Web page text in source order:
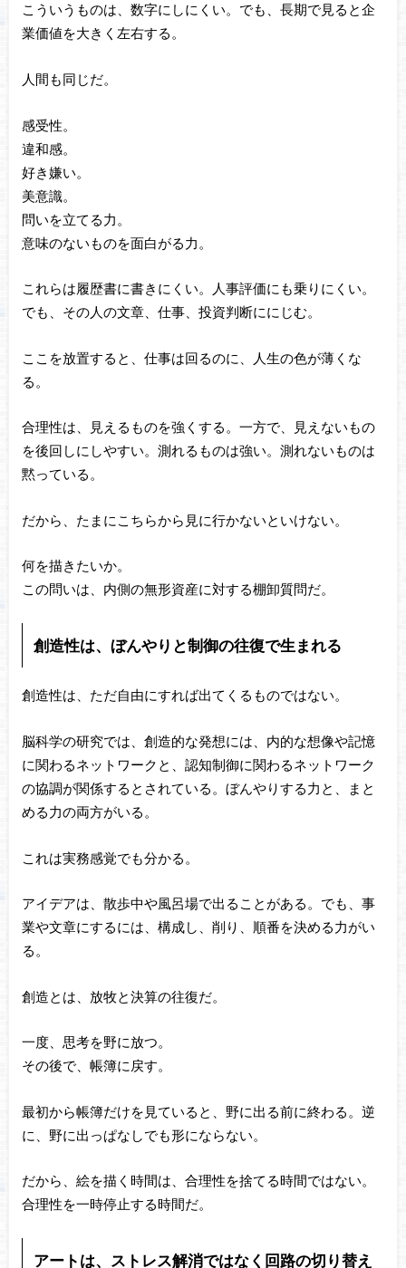
こういうものは、数字にしにくい。でも、長期で見ると企
業価値を大きく左右する。
人間も同じだ。
感受性。
違和感。
好き嫌い。
美意識。
問いを立てる力。
意味のないものを面白がる力。
これらは履歴書に書きにくい。人事評価にも乗りにくい。
でも、その人の文章、仕事、投資判断ににじむ。
ここを放置すると、仕事は回るのに、人生の色が薄くな
る。
合理性は、見えるものを強くする。一方で、見えないもの
を後回しにしやすい。測れるものは強い。測れないものは
黙っている。
だから、たまにこちらから見に行かないといけない。
何を描きたいか。
この問いは、内側の無形資産に対する棚卸質問だ。
創造性は、ぼんやりと制御の往復で生まれる
創造性は、ただ自由にすれば出てくるものではない。
脳科学の研究では、創造的な発想には、内的な想像や記憶
に関わるネットワークと、認知制御に関わるネットワーク
の協調が関係するとされている。ぼんやりする力と、まと
める力の両方がいる。
これは実務感覚でも分かる。
アイデアは、散歩中や風呂場で出ることがある。でも、事
業や文章にするには、構成し、削り、順番を決める力がい
る。
創造とは、放牧と決算の往復だ。
一度、思考を野に放つ。
その後で、帳簿に戻す。
最初から帳簿だけを見ていると、野に出る前に終わる。逆
に、野に出っぱなしでも形にならない。
だから、絵を描く時間は、合理性を捨てる時間ではない。
合理性を一時停止する時間だ。
アートは、ストレス解消ではなく回路の切り替え